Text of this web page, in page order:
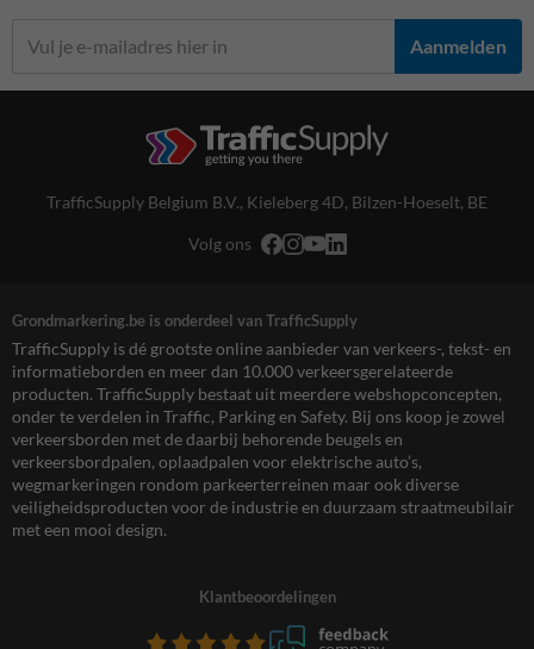
Aanmelden
TrafficSupply Belgium B.V., Kieleberg 4D, Bilzen-Hoeselt, BE
Volg ons
Grondmarkering.be is onderdeel van TrafficSupply
TrafficSupply is dé grootste online aanbieder van verkeers-, tekst- en
informatieborden en meer dan 10.000 verkeersgerelateerde
producten. TrafficSupply bestaat uit meerdere webshopconcepten,
onder te verdelen in Traffic, Parking en Safety. Bij ons koop je zowel
verkeersborden met de daarbij behorende beugels en
verkeersbordpalen, oplaadpalen voor elektrische auto’s,
wegmarkeringen rondom parkeerterreinen maar ook diverse
veiligheidsproducten voor de industrie en duurzaam straatmeubilair
met een mooi design.
Klantbeoordelingen